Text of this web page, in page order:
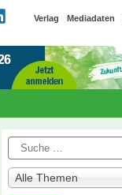
Verlag Mediadaten
Suche
Alle Themen